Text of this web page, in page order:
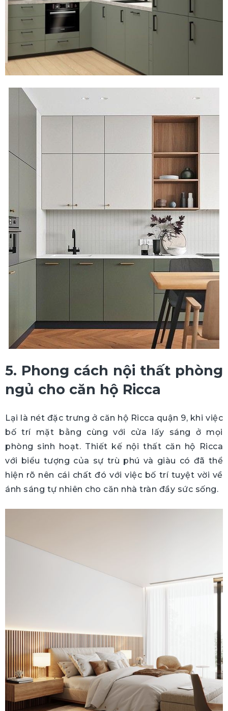
5. Phong cách nội thất phòng
ngủ cho căn hộ Ricca
Lại là nét đặc trưng ở căn hộ Ricca quận 9, khi việc
bố trí mặt bằng cùng với cửa lấy sáng ở mọi
phòng sinh hoạt. Thiết kế nội thất căn hộ Ricca
với biểu tượng của sự trù phú và giàu có đã thể
hiện rõ nên cái chất đó với việc bố trí tuyệt vời về
ánh sáng tự nhiên cho căn nhà tràn đầy sức sống.